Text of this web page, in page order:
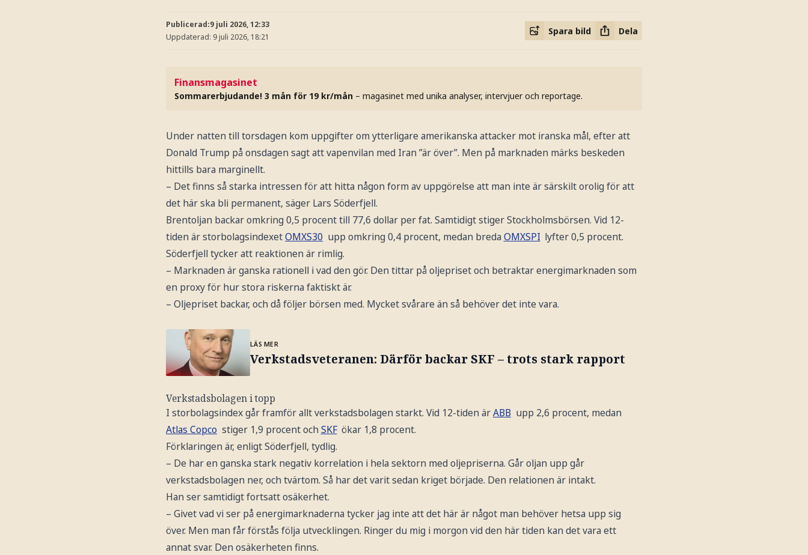
Publicerad:9 juli 2026, 12:33
Uppdaterad: 9 juli 2026, 18:21
Spara bild Dela
Finansmagasinet
Sommarerbjudande! 3 mån för 19 kr/mån – magasinet med unika analyser, intervjuer och reportage.
Under natten till torsdagen kom uppgifter om ytterligare amerikanska attacker mot iranska mål, efter att
Donald Trump på onsdagen sagt att vapenvilan med Iran ”är över”. Men på marknaden märks beskeden
hittills bara marginellt.
– Det finns så starka intressen för att hitta någon form av uppgörelse att man inte är särskilt orolig för att
det här ska bli permanent, säger Lars Söderfjell.
Brentoljan backar omkring 0,5 procent till 77,6 dollar per fat. Samtidigt stiger Stockholmsbörsen. Vid 12-
tiden är storbolagsindexetOMXS30 upp omkring 0,4 procent, medan breda OMXSPI lyfter 0,5 procent.
Söderfjell tycker att reaktionen är rimlig.
– Marknaden är ganska rationell i vad den gör. Den tittar på oljepriset och betraktar energimarknaden som
en proxy för hur stora riskerna faktiskt är.
– Oljepriset backar, och då följer börsen med. Mycket svårare än så behöver det inte vara.
LÄS MER
Verkstadsveteranen: Därför backar SKF – trots stark rapport
Verkstadsbolagen i topp
I storbolagsindex går framför allt verkstadsbolagen starkt. Vid 12-tiden ärABB upp 2,6 procent, medan
Atlas Copco stiger 1,9 procent ochSKF ökar 1,8 procent.
Förklaringen är, enligt Söderfjell, tydlig.
– De har en ganska stark negativ korrelation i hela sektorn med oljepriserna. Går oljan upp går
verkstadsbolagen ner, och tvärtom. Så har det varit sedan kriget började. Den relationen är intakt.
Han ser samtidigt fortsatt osäkerhet.
– Givet vad vi ser på energimarknaderna tycker jag inte att det här är något man behöver hetsa upp sig
över. Men man får förstås följa utvecklingen. Ringer du mig i morgon vid den här tiden kan det vara ett
annat svar. Den osäkerheten finns.